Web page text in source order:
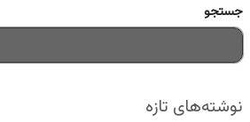
جستجو
نوشته‌های تازه